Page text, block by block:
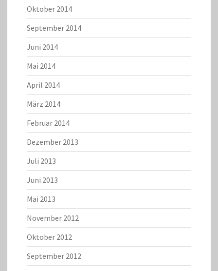
Oktober 2014
September 2014
Juni 2014
Mai 2014
April 2014
März 2014
Februar 2014
Dezember 2013
Juli 2013
Juni 2013
Mai 2013
November 2012
Oktober 2012
September 2012